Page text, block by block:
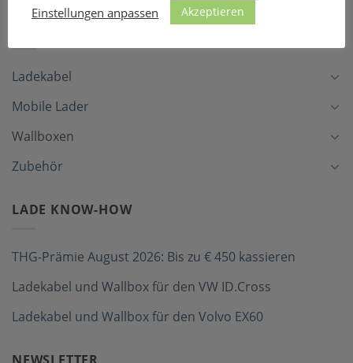
Ladekabel
Mobile Lader
Wallboxen
Zubehör
LADE KNOW-HOW
THG-Prämie August 2026: Bis zu € 450 kassieren
Ladekabel und Wallbox für den VW ID.Cross
Ladekabel und Wallbox für den Volvo EX60
Einstellungen anpassen
Akzeptieren